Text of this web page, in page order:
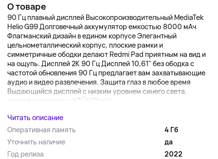
О товаре
90 Гц плавный дисплей Высокопроизводительный MediaTek
Helio G99 Долговечный аккумулятор емкостью 8000 мАч
Флагманский дизайн в едином корпусе Элегантный
цельнометаллический корпус, плоские рамки и
симметричные ободки делают Redmi Pad приятным на вид и
на ощупь. Дисплей 2K 90 Гц Дисплей 10,61" без ободка с
частотой обновления 90 Гц предлагает вам захватывающие
аудио и видео развлечения. Защита глаз в любое время
Выдающийся дисплей с низким уровнем синего света,
сертифицированный TÜV Rheinl...
Читать описание
Оперативная память
4 Гб
Уточнить наличие
да
Год релиза
2022